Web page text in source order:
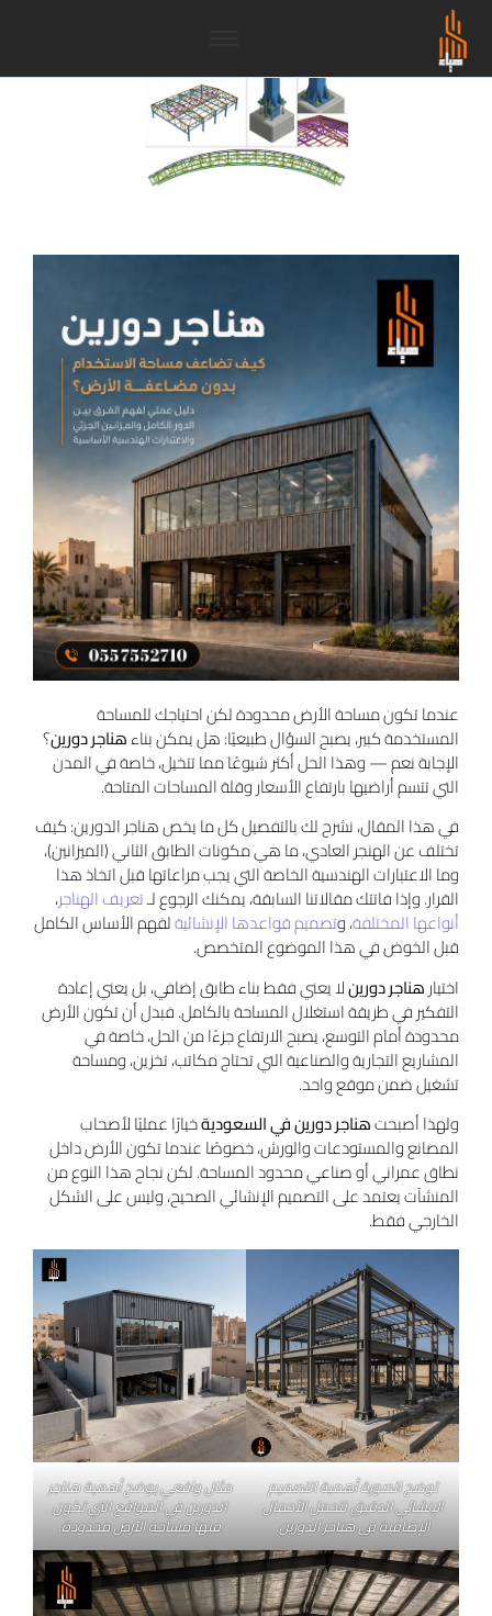
عندما تكون مساحة الأرض محدودة لكن احتياجك للمساحة
المستخدمة كبير، يصبح السؤال طبيعيًا: هل يمكن بناءهناجر دورين؟
الإجابة نعم — وهذا الحل أكثر شيوعًا مما تتخيل، خاصة في المدن
التي تتسم أراضيها بارتفاع الأسعار وقلة المساحات المتاحة.
في هذا المقال، نشرح لك بالتفصيل كل ما يخص هناجر الدورين: كيف
تختلف عن الهنجر العادي، ما هي مكونات الطابق الثاني (الميزانين)،
وما الاعتبارات الهندسية الخاصة التي يجب مراعاتها قبل اتخاذ هذا
القرار. وإذا فاتتك مقالاتنا السابقة، يمكنك الرجوع لـتعريف الهناجر،
أنواعها المختلفة، وتصميم قواعدها الإنشائيةلفهم الأساس الكامل
قبل الخوض في هذا الموضوع المتخصص.
اختيارهناجر دورينلا يعني فقط بناء طابق إضافي، بل يعني إعادة
التفكير في طريقة استغلال المساحة بالكامل. فبدل أن تكون الأرض
محدودة أمام التوسع، يصبح الارتفاع جزءًا من الحل، خاصة في
المشاريع التجارية والصناعية التي تحتاج مكاتب، تخزين، ومساحة
تشغيل ضمن موقع واحد.
ولهذا أصبحتهناجر دورين في السعوديةخيارًا عمليًا لأصحاب
المصانع والمستودعات والورش، خصوصًا عندما تكون الأرض داخل
نطاق عمراني أو صناعي محدود المساحة. لكن نجاح هذا النوع من
المنشآت يعتمد على التصميم الإنشائي الصحيح، وليس على الشكل
الخارجي فقط.
توضح الصورة أهمية التصميم
الإنشائي الدقيق لتحمل الأحمال
الإضافية في هناجر الدورين.
مثال واقعي يوضح أهمية هناجر
الدورين في المواقع التي تكون
فيها مساحة الأرض محدودة.